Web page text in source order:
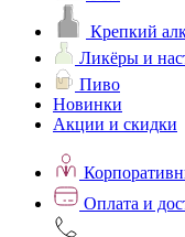
Крепкий
Ликёры и
Пиво
Новинки
Акции и скидки
Оплата и